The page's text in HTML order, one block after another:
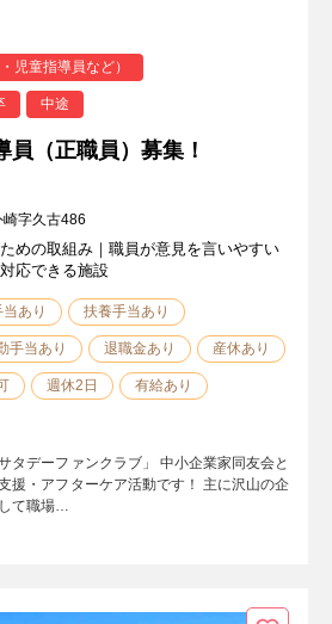
児童指導員など）
中途
員（正職員）募集！
字久古486
めの取組み｜職員が意見を言いやすい
応できる施設
あり 扶養手当あり
手当あり 退職金あり 産休あり
週休2日 有給あり
デーファンクラブ」 中小企業家同友会と
援・アフターケア活動です！ 主に沢山の企
て職場…